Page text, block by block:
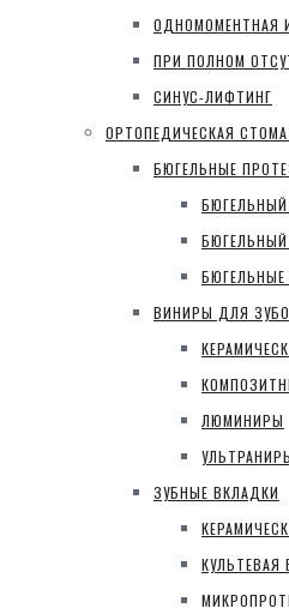
ОДНОМОМЕНТНАЯ
ПРИ ПОЛНОМ
СИНУС-ЛИФТИНГ
ОРТОПЕДИЧЕСКАЯ
БЮГЕЛЬНЫЕ
ВИНИРЫ ДЛЯ
ЛЮМИНИРЫ
ЗУБНЫЕ ВКЛАДКИ
КУЛЬТЕВАЯ